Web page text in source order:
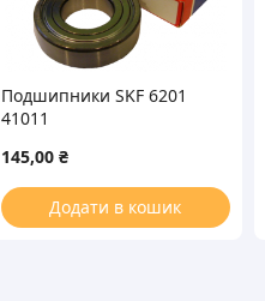
Подшипники SKF 6201
41011
145,00 ₴
Додати в кошик